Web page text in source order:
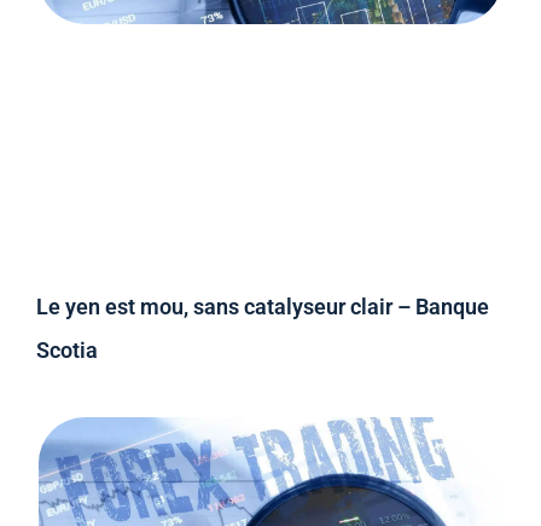
Le yen est mou, sans catalyseur clair – Banque
Scotia